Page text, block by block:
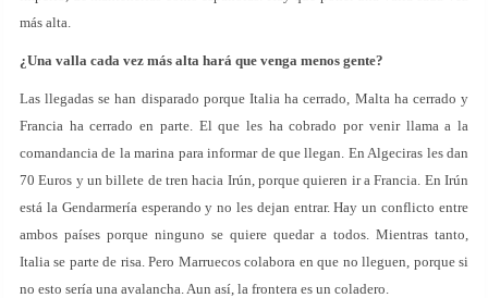
más alta.
¿Una valla cada vez más alta hará que venga menos gente?
Las llegadas se han disparado porque Italia ha cerrado, Malta ha cerrado y
Francia ha cerrado en parte. El que les ha cobrado por venir llama a la
comandancia de la marina para informar de que llegan. En Algeciras les dan
70 Euros y un billete de tren hacia Irún, porque quieren ir a Francia. En Irún
está la Gendarmería esperando y no les dejan entrar. Hay un conflicto entre
ambos países porque ninguno se quiere quedar a todos. Mientras tanto,
Italia se parte de risa. Pero Marruecos colabora en que no lleguen, porque si
no esto sería una avalancha. Aun así, la frontera es un coladero.